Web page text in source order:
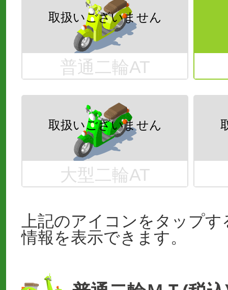
普通二輪AT
大型二輪AT
上記のアイコンをタップ
情報を表示できます。